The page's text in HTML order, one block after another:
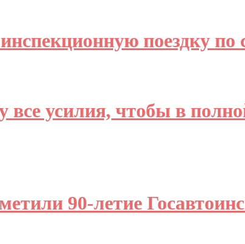
поездку
усилия, чтобы в
90-летие